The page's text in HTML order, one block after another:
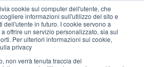
cookie sul computer dell'utente, che
informazioni sull'utilizzo del sito e
dell'utente in futuro. I cookie servono a
offrire un servizio personalizzato, sia sul
Per ulteriori informazioni sui cookie,
privacy
non verrà tenuta traccia del
2 ASCIUGAT. MAXI SELEX 2 V. 100 STR. C.BELLA